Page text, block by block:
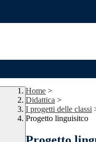
Home >
Didattica >
I progetti delle classi
Progetto linguisitco